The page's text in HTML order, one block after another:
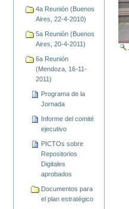
4a Reunión (Buenos
Aires, 22-4-2010)
5a Reunión (Buenos
Aires, 20-4-2011)
6a Reunión
(Mendoza, 16-11-
2011)
Programa de la
Jornada
Informe del comité
ejecutivo
PICTOs sobre
Repositorios
Digitales
aprobados
Documentos para
el plan estratégico